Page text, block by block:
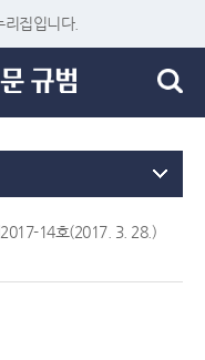
집입니다.
14호(2017. 3. 28.)